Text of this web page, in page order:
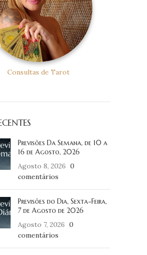
Consultas de Tarot
Previsões Da Semana, de 10 a
16 de Agosto, 2026
Agosto 8, 2026 0
comentários
Previsões do Dia, Sexta-Feira,
7 de Agosto de 2026
Agosto 7, 2026 0
comentários